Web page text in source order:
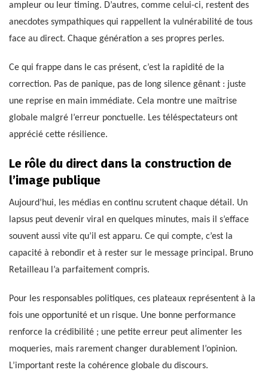
ampleur ou leur timing. D’autres, comme celui-ci, restent des
anecdotes sympathiques qui rappellent la vulnérabilité de tous
face au direct. Chaque génération a ses propres perles.
Ce qui frappe dans le cas présent, c’est la rapidité de la
correction. Pas de panique, pas de long silence gênant : juste
une reprise en main immédiate. Cela montre une maîtrise
globale malgré l’erreur ponctuelle. Les téléspectateurs ont
apprécié cette résilience.
Le rôle du direct dans la construction de
l’image publique
Aujourd’hui, les médias en continu scrutent chaque détail. Un
lapsus peut devenir viral en quelques minutes, mais il s’efface
souvent aussi vite qu’il est apparu. Ce qui compte, c’est la
capacité à rebondir et à rester sur le message principal. Bruno
Retailleau l’a parfaitement compris.
Pour les responsables politiques, ces plateaux représentent à la
fois une opportunité et un risque. Une bonne performance
renforce la crédibilité ; une petite erreur peut alimenter les
moqueries, mais rarement changer durablement l’opinion.
L’important reste la cohérence globale du discours.